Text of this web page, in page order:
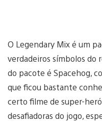
O Legendary Mix é um
verdadeiros símbolos
do pacote é Spacehog,
que ficou bastante
certo filme de super-
desafiadoras do jogo,